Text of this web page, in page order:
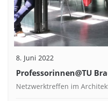
8. Juni 2022
Professorinnen@TU
Netzwerktreffen im